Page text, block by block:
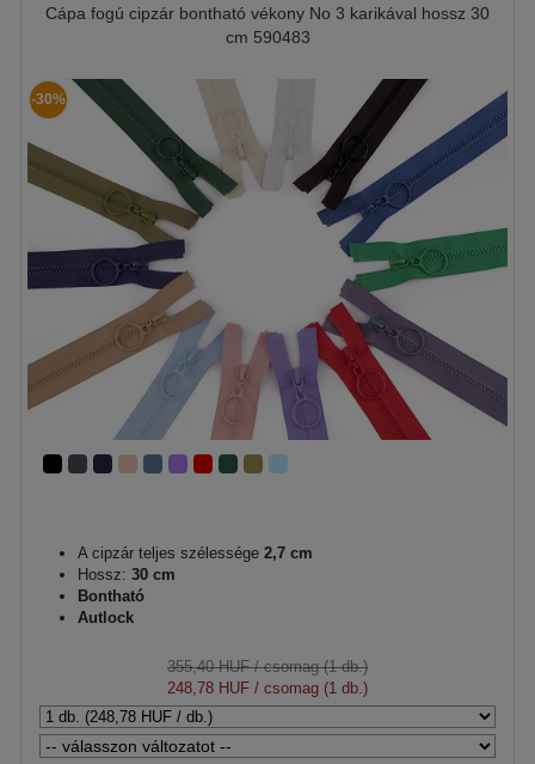
Cápa fogú cipzár bontható vékony No 3 karikával hossz 30
cm 590483
-30%
A cipzár teljes szélessége 2,7 cm
Hossz: 30 cm
Bontható
Autlock
355,40 HUF/ csomag (1 db.)
248,78 HUF / csomag (1 db.)